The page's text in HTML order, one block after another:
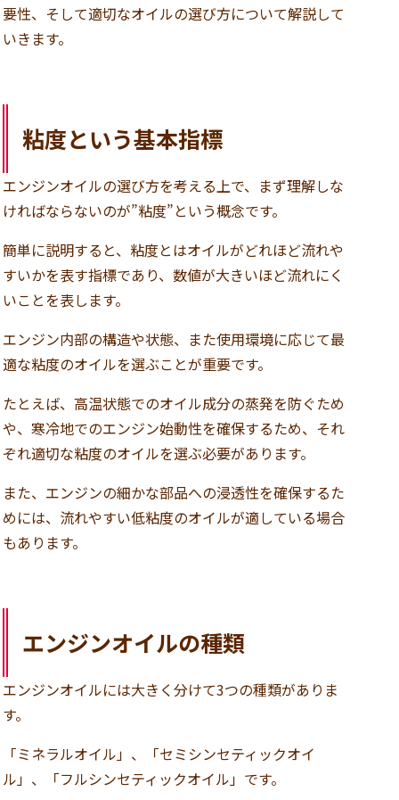
要性、そして適切なオイルの選び方について解説して
いきます。
粘度という基本指標
エンジンオイルの選び方を考える上で、まず理解しな
ければならないのが”粘度”という概念です。
簡単に説明すると、粘度とはオイルがどれほど流れや
すいかを表す指標であり、数値が大きいほど流れにく
いことを表します。
エンジン内部の構造や状態、また使用環境に応じて最
適な粘度のオイルを選ぶことが重要です。
たとえば、高温状態でのオイル成分の蒸発を防ぐため
や、寒冷地でのエンジン始動性を確保するため、それ
ぞれ適切な粘度のオイルを選ぶ必要があります。
また、エンジンの細かな部品への浸透性を確保するた
めには、流れやすい低粘度のオイルが適している場合
もあります。
エンジンオイルの種類
エンジンオイルには大きく分けて3つの種類がありま
す。
「ミネラルオイル」、「セミシンセティックオイ
ル」、「フルシンセティックオイル」です。